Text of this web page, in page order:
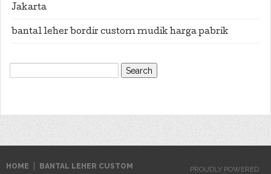
Jakarta
bantal leher bordir custom mudik harga pabrik
Search
for:
HOME BANTAL LEHER CUSTOM PROUDLY POWERED